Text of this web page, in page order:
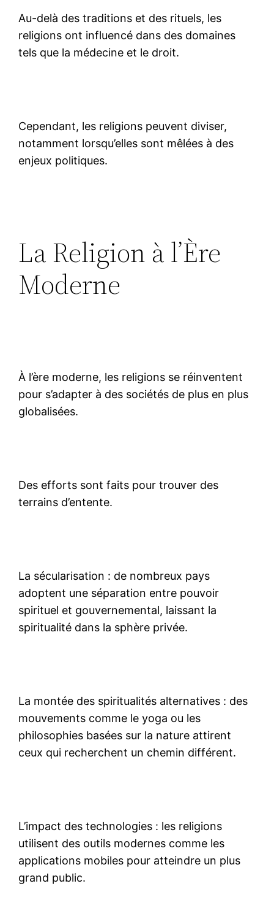
Au-delà des traditions et des rituels, les
religions ont influencé dans des domaines
tels que la médecine et le droit.
Cependant, les religions peuvent diviser,
notamment lorsqu’elles sont mêlées à des
enjeux politiques.
La Religion à l’Ère
Moderne
À l’ère moderne, les religions se réinventent
pour s’adapter à des sociétés de plus en plus
globalisées.
Des efforts sont faits pour trouver des
terrains d’entente.
La sécularisation : de nombreux pays
adoptent une séparation entre pouvoir
spirituel et gouvernemental, laissant la
spiritualité dans la sphère privée.
La montée des spiritualités alternatives : des
mouvements comme le yoga ou les
philosophies basées sur la nature attirent
ceux qui recherchent un chemin différent.
L’impact des technologies : les religions
utilisent des outils modernes comme les
applications mobiles pour atteindre un plus
grand public.